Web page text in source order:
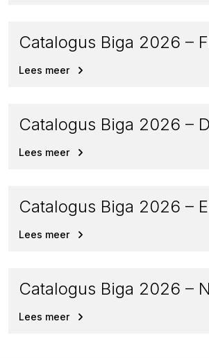
Catalogus Biga 2026 –
Lees meer
Catalogus Biga 2026 –
Lees meer
Catalogus Biga 2026 –
Lees meer
Catalogus Biga 2026 –
Lees meer